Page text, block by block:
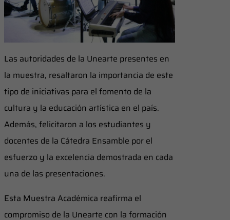
Las autoridades de la Unearte presentes en
la muestra, resaltaron la importancia de este
tipo de iniciativas para el fomento de la
cultura y la educación artística en el país.
Además, felicitaron a los estudiantes y
docentes de la Cátedra Ensamble por el
esfuerzo y la excelencia demostrada en cada
una de las presentaciones.
Esta Muestra Académica reafirma el
compromiso de la Unearte con la formación